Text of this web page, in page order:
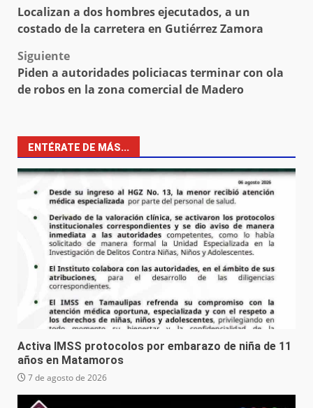
navigation
Localizan a dos hombres ejecutados, a un
costado de la carretera en Gutiérrez Zamora
Siguiente
Piden a autoridades policiacas terminar con ola
de robos en la zona comercial de Madero
ENTÉRATE DE MÁS...
Activa IMSS protocolos por embarazo de niña de 11
años en Matamoros
7 de agosto de 2026